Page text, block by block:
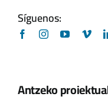
Síguenos:
Antzeko